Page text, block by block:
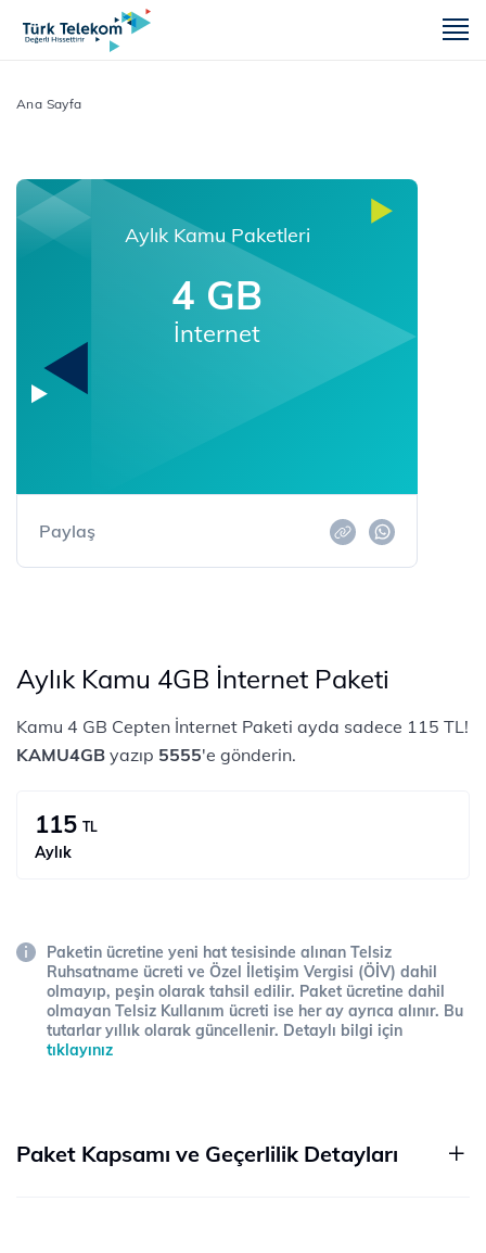
Ana Sayfa
Aylık Kamu Paketleri
4 GB
İnternet
Paylaş
Aylık Kamu 4GB İnternet Paketi
Kamu 4 GB Cepten İnternet Paketi ayda sadece 115 TL!
KAMU4GB yazıp 5555'e gönderin.
115 TL
Aylık
Paketin ücretine yeni hat tesisinde alınan Telsiz
Ruhsatname ücreti ve Özel İletişim Vergisi (ÖİV) dahil
olmayıp, peşin olarak tahsil edilir. Paket ücretine dahil
olmayan Telsiz Kullanım ücreti ise her ay ayrıca alınır. Bu
tutarlar yıllık olarak güncellenir. Detaylı bilgi için
tıklayınız
Paket Kapsamı ve Geçerlilik Detayları